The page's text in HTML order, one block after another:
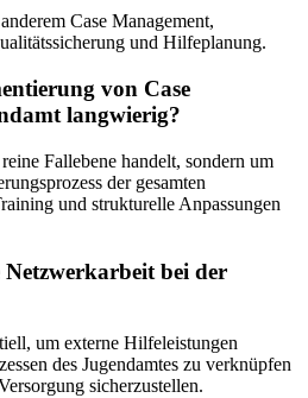
Case Management,
und Hilfeplanung.
von Case
langwierig?
Fallebene handelt, sondern um
der gesamten
und strukturelle Anpassungen
Netzwerkarbeit bei der
um externe Hilfeleistungen
des Jugendamtes zu verknüpfen
sicherzustellen.